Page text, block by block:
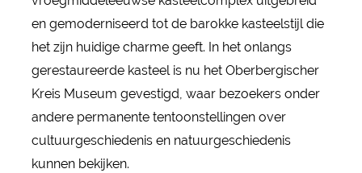
en gemoderniseerd tot de barokke kasteelstijl die
het zijn huidige charme geeft. In het onlangs
gerestaureerde kasteel is nu het Oberbergischer
Kreis Museum gevestigd, waar bezoekers onder
andere permanente tentoonstellingen over
cultuurgeschiedenis en natuurgeschiedenis
kunnen bekijken.